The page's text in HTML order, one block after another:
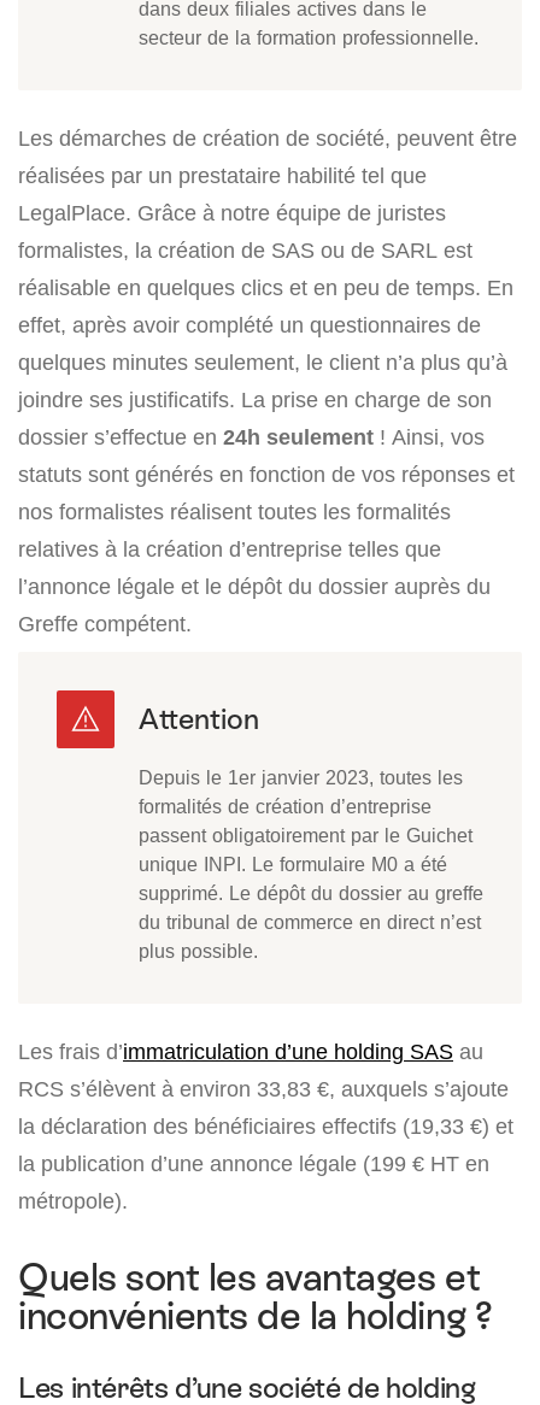
dans deux filiales actives dans le
secteur de la formation professionnelle.
Les démarches de création de société, peuvent être
réalisées par un prestataire habilité tel que
LegalPlace. Grâce à notre équipe de juristes
formalistes, la création de SAS ou de SARL est
réalisable en quelques clics et en peu de temps. En
effet, après avoir complété un questionnaires de
quelques minutes seulement, le client n’a plus qu’à
joindre ses justificatifs. La prise en charge de son
dossier s’effectue en 24h seulement ! Ainsi, vos
statuts sont générés en fonction de vos réponses et
nos formalistes réalisent toutes les formalités
relatives à la création d’entreprise telles que
l’annonce légale et le dépôt du dossier auprès du
Greffe compétent.
Depuis le 1er janvier 2023, toutes les
formalités de création d’entreprise
passent obligatoirement par le Guichet
unique INPI. Le formulaire M0 a été
supprimé. Le dépôt du dossier au greffe
du tribunal de commerce en direct n’est
plus possible.
Les frais d’immatriculation d’une holding SAS au
RCS s’élèvent à environ 33,83 €, auxquels s’ajoute
la déclaration des bénéficiaires effectifs (19,33 €) et
la publication d’une annonce légale (199 € HT en
métropole).
Quels sont les avantages et
inconvénients de la holding ?
Les intérêts d’une société de holding